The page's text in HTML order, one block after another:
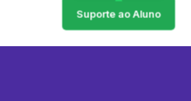
Suporte ao Aluno